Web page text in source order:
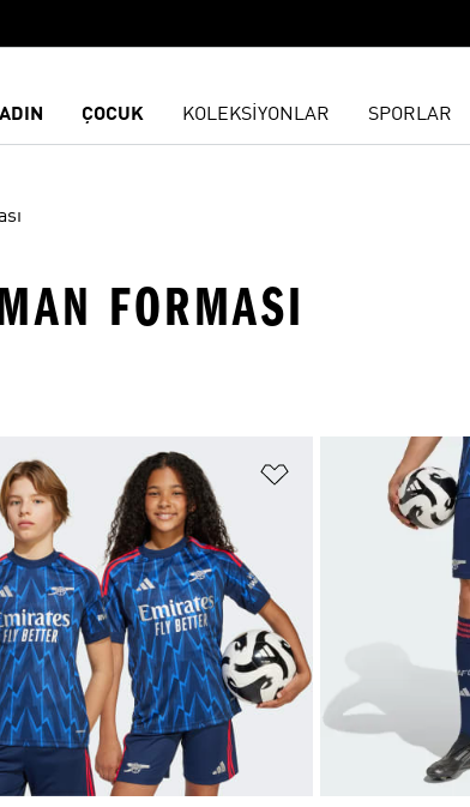
ÇOCUK KOLEKSİYONLAR SPORLAR
FORMASI
Ekle Favori Listesine Ekle